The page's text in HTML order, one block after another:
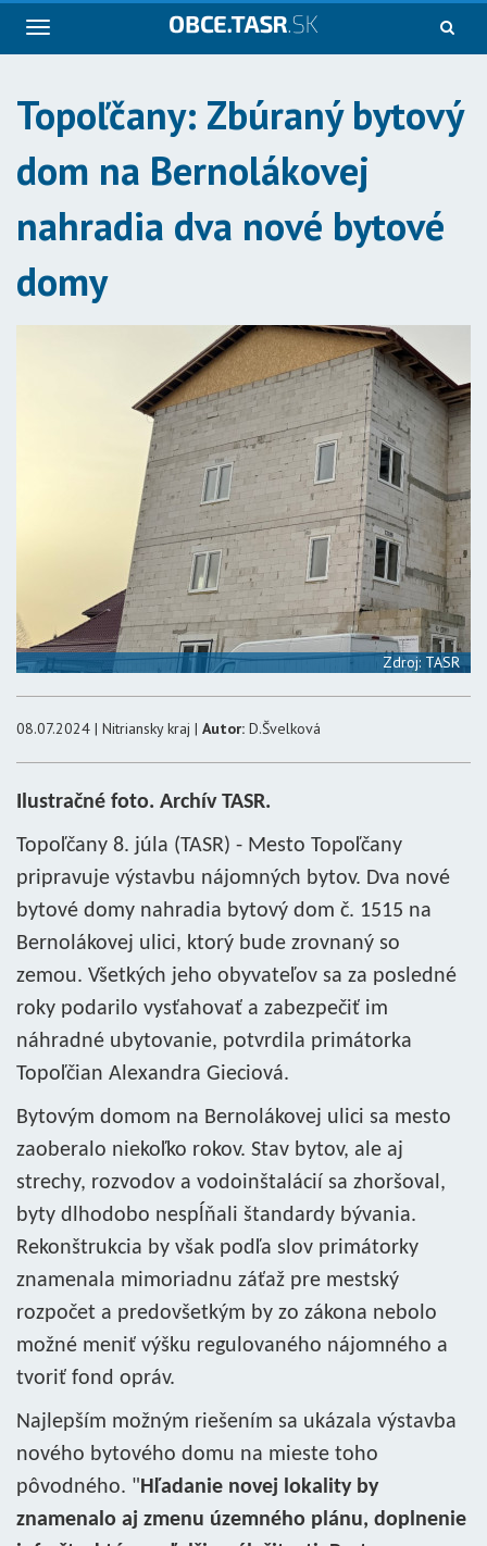
Navigácia
Topoľčany: Zbúraný bytový
dom na Bernolákovej
nahradia dva nové bytové
domy
Zdroj: TASR
08.07.2024 | Nitriansky kraj | Autor: D.Švelková
Ilustračné foto. Archív TASR.
Topoľčany 8. júla (TASR) - Mesto Topoľčany
pripravuje výstavbu nájomných bytov. Dva nové
bytové domy nahradia bytový dom č. 1515 na
Bernolákovej ulici, ktorý bude zrovnaný so
zemou. Všetkých jeho obyvateľov sa za posledné
roky podarilo vysťahovať a zabezpečiť im
náhradné ubytovanie, potvrdila primátorka
Topoľčian Alexandra Gieciová.
Bytovým domom na Bernolákovej ulici sa mesto
zaoberalo niekoľko rokov. Stav bytov, ale aj
strechy, rozvodov a vodoinštalácií sa zhoršoval,
byty dlhodobo nespĺňali štandardy bývania.
Rekonštrukcia by však podľa slov primátorky
znamenala mimoriadnu záťaž pre mestský
rozpočet a predovšetkým by zo zákona nebolo
možné meniť výšku regulovaného nájomného a
tvoriť fond opráv.
Najlepším možným riešením sa ukázala výstavba
nového bytového domu na mieste toho
pôvodného. "Hľadanie novej lokality by
znamenalo aj zmenu územného plánu, doplnenie